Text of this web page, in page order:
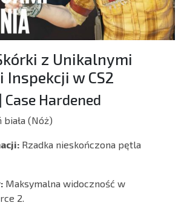
z Unikalnymi
w CS2
Hardened
biała (Nóż)
Rzadka nieskończona pętla
Maksymalna widoczność w
2.